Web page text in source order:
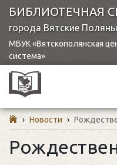
БИБЛИОТЕЧНАЯ
города Вятские Поляны
МБУК «Вятскополянская
система»
› Новости ›